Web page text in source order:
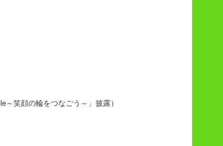
～笑顔の輪をつなごう～」披露）